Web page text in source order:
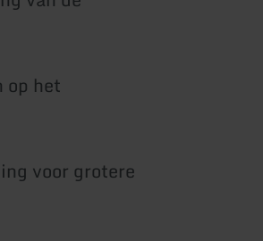
op het
voor grotere